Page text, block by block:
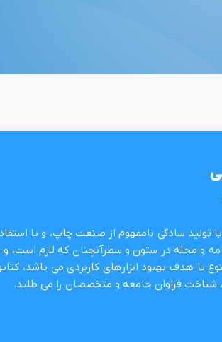
تولید سادگی نامفهوم از صنعت چاپ، و با
و مجله در ستون و سطرآنچنان که لازم است، و
با هدف بهبود ابزارهای کاربردی می باشد،
شناخت فراوان جامعه و متخصصان را می طلبد.